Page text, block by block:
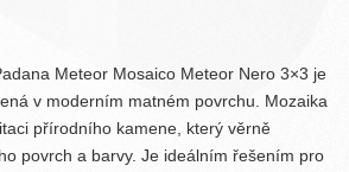
Meteor Mosaico Meteor Nero 3×3 je
v moderním matném povrchu. Mozaika
přírodního kamene, který věrně
povrch a barvy. Je ideálním řešením pro